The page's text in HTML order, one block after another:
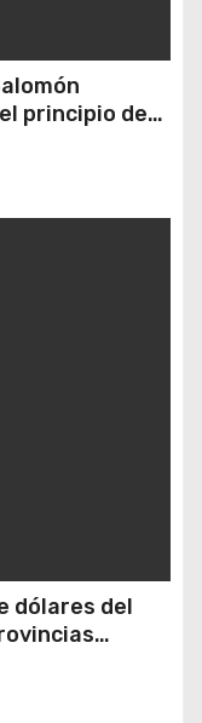
principio de
dólares del